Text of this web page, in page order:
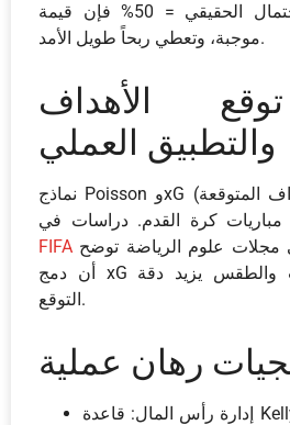
اللاعب أن الاحتمال الحقيقي = 50% فإن قيمة EV
موجبة، وتعطي ربحاً طويل الأمد.
الأهداف
والتطبيق العملي
نماذج Poisson وxG (الأهداف المتوقعة) تستخدم على
مباريات كرة القدم. دراسات في
FIFA
أن دمج xG مع بيانات الإصابات والطقس يزيد دقة
التوقع.
رهان عملية
إدارة رأس المال: قاعدة Kelly لتخصيص جزء من